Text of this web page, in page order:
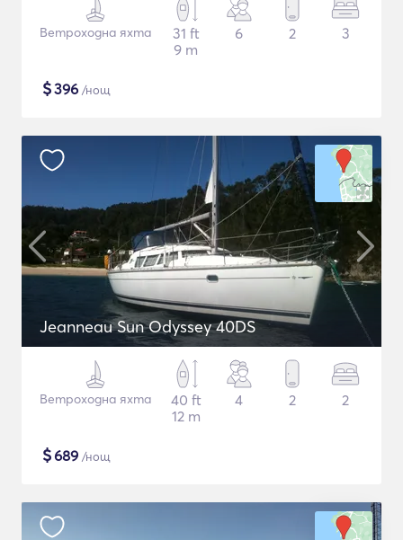
Ветроходна яхта
31 ft
9 m
6 2 3
$396 /нощ
Jeanneau Sun Odyssey 40DS
Ветроходна яхта
40 ft
12 m
4 2 2
$689 /нощ